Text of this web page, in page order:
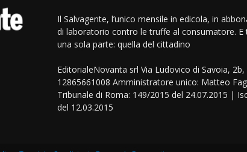
Il Salvagente, l’unico mensile in edicola, in
di laboratorio contro le truffe al consumatore. E
una sola parte: quella del cittadino
EditorialeNovanta srl Via Ludovico di Savoia,
12865661008 Amministratore unico: Matteo
Tribunale di Roma: 149/2015 del 24.07.2015 |
del 12.03.2015